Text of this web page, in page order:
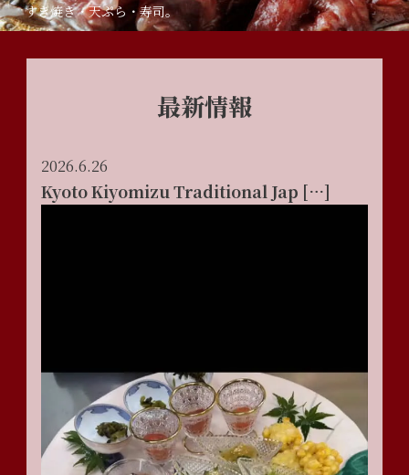
すき焼き・天ぷら・寿司。
最新情報
2026.6.26
Kyoto Kiyomizu Traditional Jap […]